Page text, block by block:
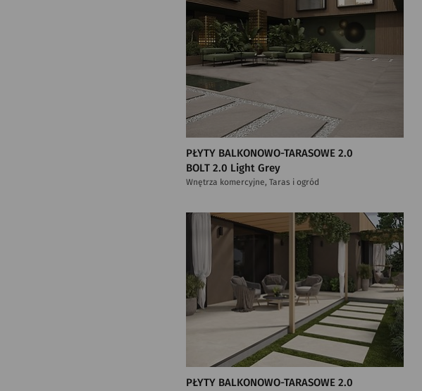
PŁYTY BALKONOWO-TARASOWE 2.0
BOLT 2.0 Light Grey
Wnętrza komercyjne, Taras i ogród
PŁYTY BALKONOWO-TARASOWE 2.0